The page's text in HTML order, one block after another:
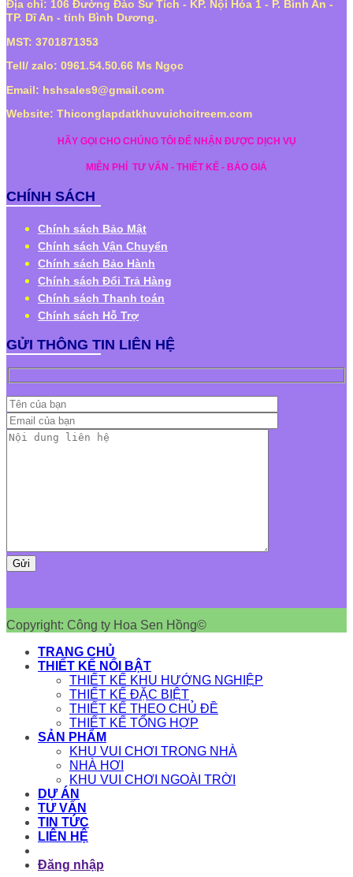
Địa chỉ: 106 Đường Đào Sư Tích - KP. Nội Hóa 1 - P. Bình An -
TP. Dĩ An - tỉnh Bình Dương.
MST: 3701871353
Tell/ zalo: 0961.54.50.66 Ms Ngọc
Email: hshsales9@gmail.com
Website: Thiconglapdatkhuvuichoitreem.com
HÃY GỌI CHO CHÚNG TÔI ĐỂ NHẬN ĐƯỢC DỊCH VỤ
MIỄN PHÍ TƯ VẤN - THIẾT KẾ - BÁO GIÁ
CHÍNH SÁCH
Chính sách Bảo Mật
Chính sách Vận Chuyển
Chính sách Bảo Hành
Chính sách Đổi Trả Hàng
Chính sách Thanh toán
Chính sách Hỗ Trợ
GỬI THÔNG TIN LIÊN HỆ
Copyright: Công ty Hoa Sen Hồng©
TRANG CHỦ
THIẾT KẾ NỔI BẬT
THIẾT KẾ KHU HƯỚNG NGHIỆP
THIẾT KẾ ĐẶC BIỆT
THIẾT KẾ THEO CHỦ ĐỀ
THIẾT KẾ TỔNG HỢP
SẢN PHẨM
KHU VUI CHƠI TRONG NHÀ
NHÀ HƠI
KHU VUI CHƠI NGOÀI TRỜI
DỰ ÁN
TƯ VẤN
TIN TỨC
LIÊN HỆ
Đăng nhập